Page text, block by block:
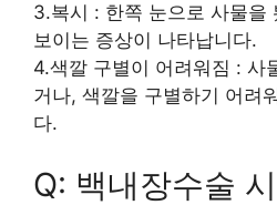
3.복시 : 한쪽 눈으로 사물을
보이는 증상이 나타납니다.
4.색깔 구별이 어려워짐 : 사
거나, 색깔을 구별하기 어려
다.
Q: 백내장수술